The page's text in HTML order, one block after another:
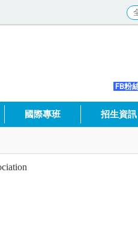
FB粉
國際專班 招生資訊